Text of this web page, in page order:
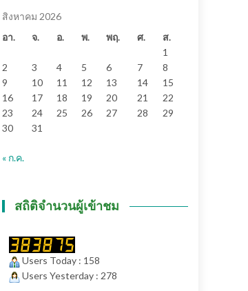
สิงหาคม 2026
อา.
จ. อ. พ. พฤ. ศ.
ส.
1
2
3 4 5 6 7
8
9
10 11 12 13 14
15
16
17 18 19 20 21
22
23
24 25 26 27 28
29
30
31
« ก.ค.
สถิติจำนวนผู้เข้าชม
Users Today : 158
Users Yesterday : 278